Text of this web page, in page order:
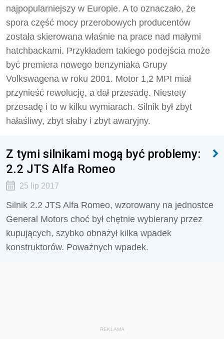
najpopularniejszy w Europie. A to oznaczało, że
spora część mocy przerobowych producentów
została skierowana właśnie na prace nad małymi
hatchbackami. Przykładem takiego podejścia może
być premiera nowego benzyniaka Grupy
Volkswagena w roku 2001. Motor 1,2 MPI miał
przynieść rewolucję, a dał przesadę. Niestety
przesadę i to w kilku wymiarach. Silnik był zbyt
hałaśliwy, zbyt słaby i zbyt awaryjny.
Z tymi silnikami mogą być problemy:
2.2 JTS Alfa Romeo
25 lip 2017
Silnik 2.2 JTS Alfa Romeo, wzorowany na jednostce
General Motors choć był chętnie wybierany przez
kupujących, szybko obnażył kilka wpadek
konstruktorów. Poważnych wpadek.
REKLAMA